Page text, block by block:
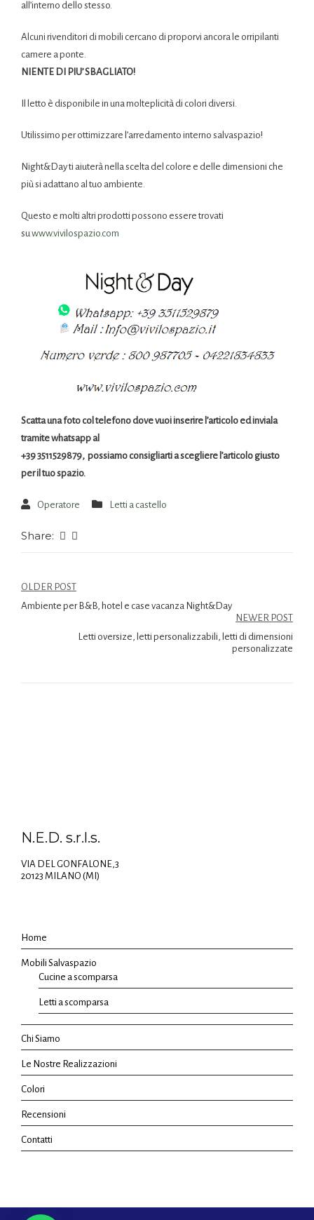
all’interno dello stesso.
Alcuni rivenditori di mobili cercano di proporvi ancora le orripilanti
camere a ponte.
NIENTE DI PIU’ SBAGLIATO!
Il letto è disponibile in una molteplicità di colori diversi.
Utilissimo per ottimizzare l’arredamento interno salvaspazio!
Night&Day ti aiuterà nella scelta del colore e delle dimensioni che
più si adattano al tuo ambiente.
Questo e molti altri prodotti possono essere trovati
suwww.vivilospazio.com
Scatta una foto col telefono dove vuoi inserire l’articolo ed inviala
tramite whatsapp al
+39 3511529879, possiamo consigliarti a scegliere l’articolo giusto
per il tuo spazio.
Operatore Letti a castello
Share:
OLDER POST
Ambiente per B&B, hotel e case vacanza Night&Day
NEWER POST
Letti oversize, letti personalizzabili, letti di dimensioni
personalizzate
N.E.D. s.r.l.s.
VIA DEL GONFALONE,3
20123 MILANO (MI)
Home
Mobili Salvaspazio
Cucine a scomparsa
Letti a scomparsa
Chi Siamo
Le Nostre Realizzazioni
Colori
Recensioni
Contatti